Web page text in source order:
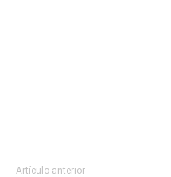
Artículo anterior